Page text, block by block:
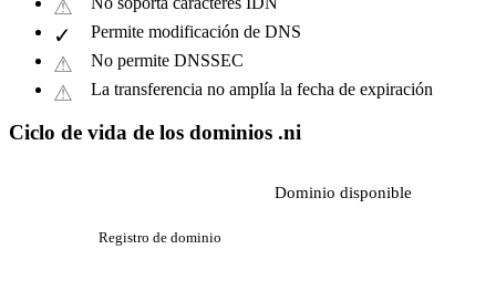
Permite modificación de DNS
No permite DNSSEC
La transferencia no amplía la fecha de expiración
Ciclo de vida de los dominios .ni
Dominio disponible
Registro de dominio